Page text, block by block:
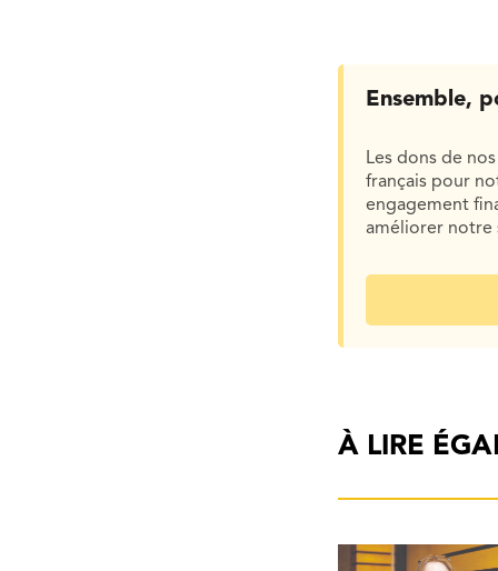
Ensemble,
Les dons de
français pour
engagement
améliorer notre
À LIRE